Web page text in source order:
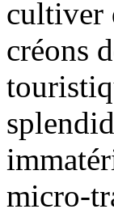
cultiver
créons
micro-